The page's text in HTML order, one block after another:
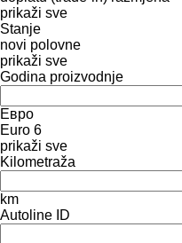
prikaži sve
Stanje
novi polovne
prikaži sve
Godina proizvodnje
Евро
Euro 6
prikaži sve
Kilometraža
km
Autoline ID